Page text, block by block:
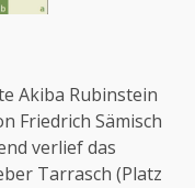
Akiba Rubinstein
Friedrich Sämisch
verlief das
Tarrasch (Platz